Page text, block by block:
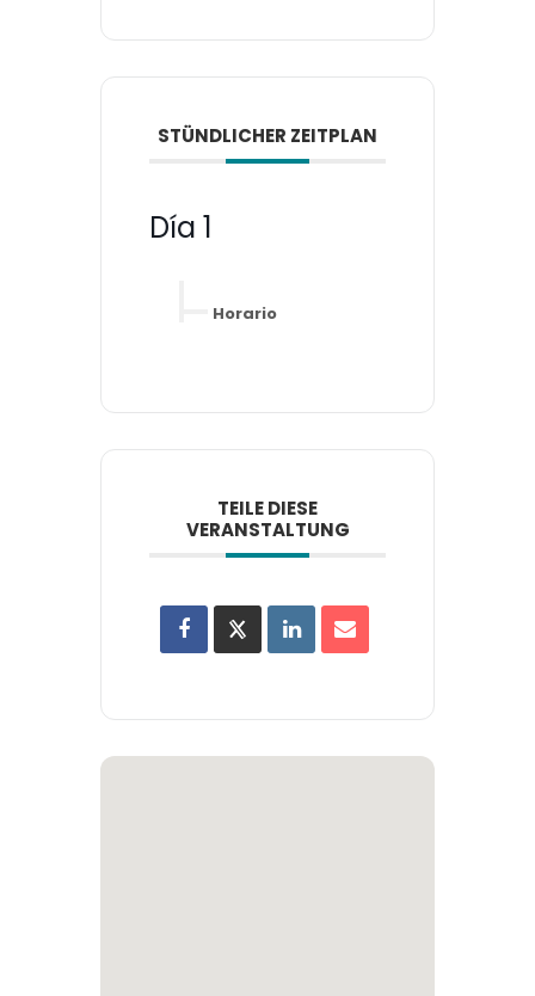
STÜNDLICHER ZEITPLAN
Día 1
Horario
TEILE DIESE
VERANSTALTUNG